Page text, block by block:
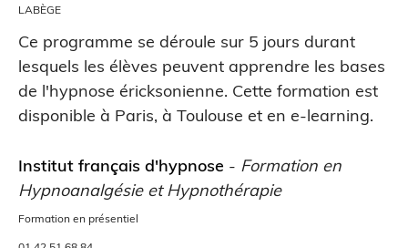
LABÈGE
Ce programme se déroule sur 5 jours durant
lesquels les élèves peuvent apprendre les bases
de l'hypnose éricksonienne. Cette formation est
disponible à Paris, à Toulouse et en e-learning.
Institut français d'hypnose - Formation en
Hypnoanalgésie et Hypnothérapie
Formation en présentiel